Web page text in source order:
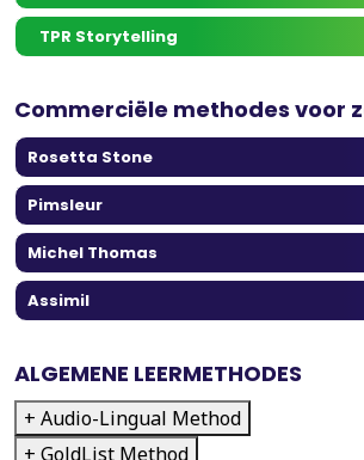
TPR Storytelling
Commerciële methodes voor
Rosetta Stone
Pimsleur
Michel Thomas
Assimil
ALGEMENE LEERMETHODES
+ Audio-Lingual Method
+ GoldList Method